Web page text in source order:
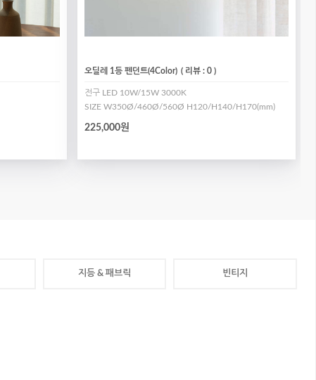
오딜레 1등 펜던트(4Color) ( 리뷰 : 0 )
전구 LED 10W/15W 3000K
SIZE W350Ø/460Ø/560Ø H120/H140/H170(mm)
225,000원
지등 & 패브릭 빈티지